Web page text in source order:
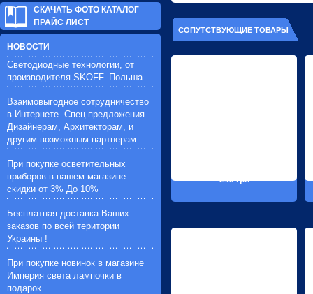
СОПУТСТВУЮЩИЕ ТОВАРЫ
245 грн
СКАЧАТЬ ФОТО КАТАЛОГ
ПРАЙС ЛИСТ
НОВОСТИ
Светодиодные технологии, от
производителя SKOFF. Польша
Взаимовыгодное сотрудничество
в Интернете. Спец предложения
Дизайнерам, Архитекторам, и
другим возможным партнерам
При покупке осветительных
приборов в нашем магазине
скидки от 3% До 10%
Бесплатная доставка Ваших
заказов по всей територии
Украины !
При покупке новинок в магазине
Империя света лампочки в
подарок